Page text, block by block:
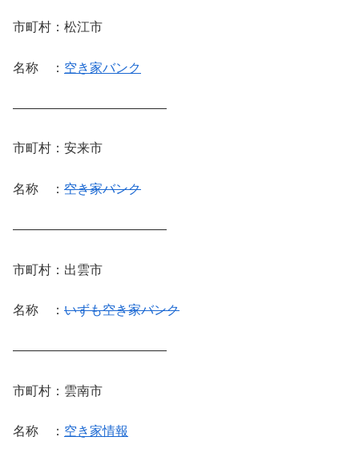
市町村：松江市
名称 ： 空き家バンク
————————————
市町村：安来市
名称 ： 空き家バンク
————————————
市町村：出雲市
名称 ： いずも空き家バンク
————————————
市町村：雲南市
名称 ： 空き家情報